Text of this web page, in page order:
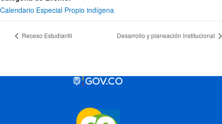
Calendario Especial Propio indígena
Receso Estudiantil Desarrollo y planeación institucional